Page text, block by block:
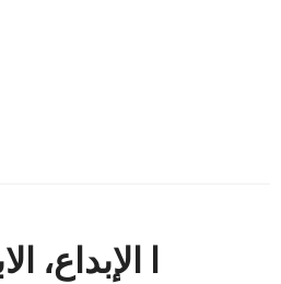
ا الإبداع،